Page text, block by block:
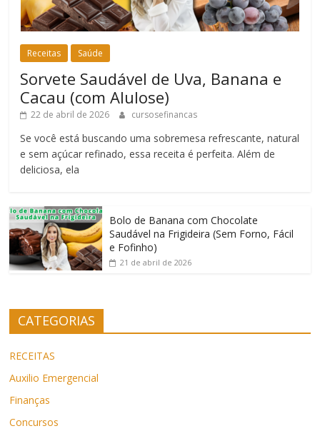
Receitas Saúde
Sorvete Saudável de Uva, Banana e
Cacau (com Alulose)
22 de abril de 2026 cursosefinancas
Se você está buscando uma sobremesa refrescante, natural
e sem açúcar refinado, essa receita é perfeita. Além de
deliciosa, ela
Bolo de Banana com Chocolate
Saudável na Frigideira (Sem Forno, Fácil
e Fofinho)
21 de abril de 2026
CATEGORIAS
RECEITAS
Auxilio Emergencial
Finanças
Concursos